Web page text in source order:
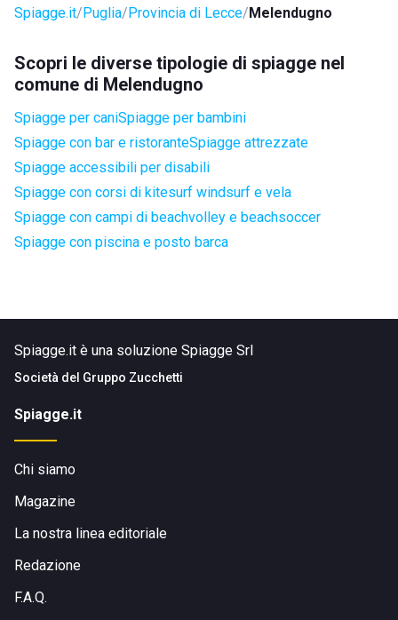
Spiagge.it Puglia Provincia di Lecce Melendugno
Scopri le diverse tipologie di spiagge nel
comune di Melendugno
Spiagge per caniSpiagge per bambini
Spiagge con bar e ristoranteSpiagge attrezzate
Spiagge accessibili per disabili
Spiagge con corsi di kitesurf windsurf e vela
Spiagge con campi di beachvolley e beachsoccer
Spiagge con piscina e posto barca
Spiagge.it è una soluzione Spiagge Srl
Società del Gruppo Zucchetti
Spiagge.it
Chi siamo
Magazine
La nostra linea editoriale
Redazione
F.A.Q.